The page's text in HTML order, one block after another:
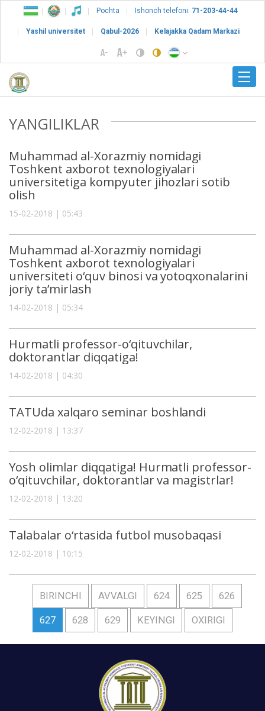
Pochta Ishonch telefoni: 71-203-44-44
Yashil universitet Qabul-2026 Kelajakka Qadam Markazi
YANGILIKLAR
Muhammad al-Xorazmiy nomidagi
Toshkent axborot texnologiyalari
universitetiga kompyuter jihozlari sotib
olish
15-02-2018 | 05:43
Muhammad al-Xorazmiy nomidagi
Toshkent axborot texnologiyalari
universiteti o‘quv binosi va yotoqxonalarini
joriy ta’mirlash
14-02-2018 | 05:34
Hurmatli professor-o‘qituvchilar,
doktorantlar diqqatiga!
14-02-2018 | 04:30
TATUda xalqaro seminar boshlandi
12-02-2018 | 13:37
Yosh olimlar diqqatiga! Hurmatli professor-
o‘qituvchilar, doktorantlar va magistrlar!
12-02-2018 | 13:20
Talabalar o‘rtasida futbol musobaqasi
12-02-2018 | 10:15
BIRINCHI AVVALGI 624 625 626
627 628 629 KEYINGI OXIRIGI